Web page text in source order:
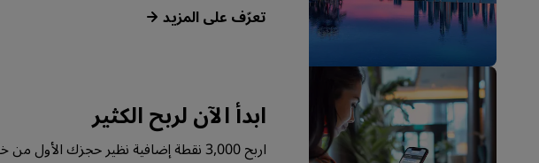
‏‫تعرّف على المزيد‬
ابدأ الآن لربح الكثير
اربح 3,000 نقطة إضافية نظير حجزك الأول من خلال تطبيقنا.